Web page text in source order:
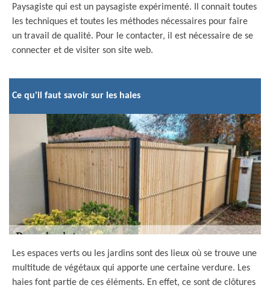
Paysagiste qui est un paysagiste expérimenté. Il connait toutes
les techniques et toutes les méthodes nécessaires pour faire
un travail de qualité. Pour le contacter, il est nécessaire de se
connecter et de visiter son site web.
Ce qu'il faut savoir sur les haies
Les espaces verts ou les jardins sont des lieux où se trouve une
multitude de végétaux qui apporte une certaine verdure. Les
haies font partie de ces éléments. En effet, ce sont de clôtures